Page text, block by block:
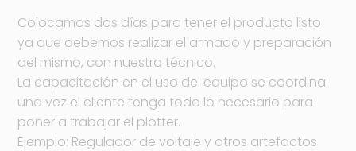
Colocamos dos días para tener el producto listo
ya que debemos realizar el armado y preparación
del mismo, con nuestro técnico.
La capacitación en el uso del equipo se coordina
una vez el cliente tenga todo lo necesario para
poner a trabajar el plotter.
Ejemplo: Regulador de voltaje y otros artefactos